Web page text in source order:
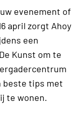
evenement of
april zorgt Ahoy
een
Kunst om te
beste tips met
te wonen.